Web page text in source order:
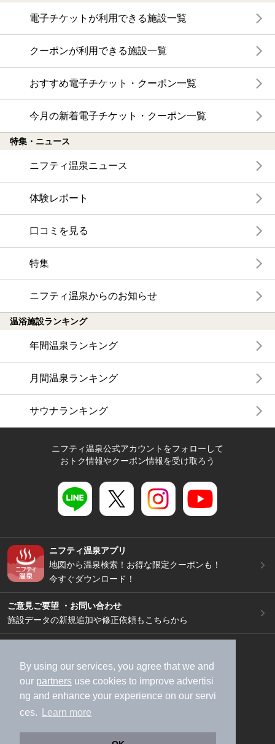
By using our services, you agree that we and
our partners use cookies to improve advertisi
ng and enhance your experience on our servi
ces.
Learn more
電子チケットが利用できる施設一覧
クーポンが利用できる施設一覧
おすすめ電子チケット・クーポン一覧
今月の新着電子チケット・クーポン一覧
特集・ニュース
ニフティ温泉ニュース
体験レポート
口コミを見る
特集
ニフティ温泉からのお知らせ
温浴施設ランキング
年間温泉ランキング
月間温泉ランキング
サウナランキング
ニフティ温泉公式アカウントをフォローして
おトク情報やクーポン情報を受け取ろう
ニフティ温泉アプリ
地図から温泉検索！お得な限定クーポンも！
今すぐダウンロード！
ご意見ご要望 ・お問い合わせ
施設データの新規追加や修正依頼もこちらから
加盟店募集（資料請求）
広告出稿のご案内
利用規約
ライフスタイルMEMBERS+規約
特定商取引法に基づく表記
ヘルプ
採用情報
運営会社